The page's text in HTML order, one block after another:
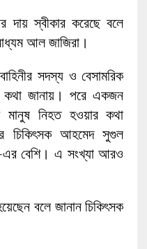
দায় স্বীকার করেছে বলে
আল জাজিরা।
সদস্য ও বেসামরিক
জানায়। পরে একজন
মানুষ নিহত হওয়ার কথা
চিকিৎসক আহমেদ ‍সুগুল
এর বেশি। এ সংখ্যা আরও
বলে জানান চিকিৎসক